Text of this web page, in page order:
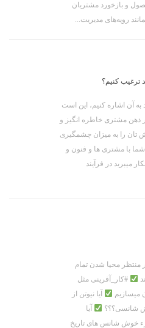
و بازخورد مشتریان
رویه‌های مدیریت...
ترغیب کنیم؟
به آن اشاره کنیم، این است
ذهن مشتری خاطره انگیز و
تان را به میزان چشمگیری
شما با مشتری ها و فنون و
میبرید در فرآیند
منتظر محیا شدن تمام
#کار_آفرینی مثل
میسازیم
آیا نیوتن از
شانسی؟؟؟
آیا
خوش شانس های تاریخ